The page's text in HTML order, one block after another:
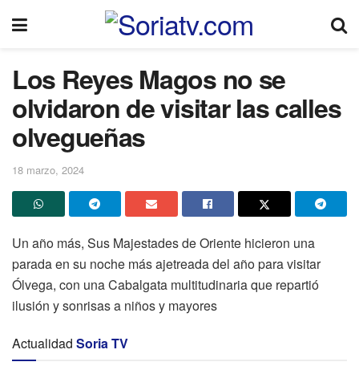
Los Reyes Magos no se
olvidaron de visitar las calles
olvegueñas
18 marzo, 2024
Un año más, Sus Majestades de Oriente hicieron una
parada en su noche más ajetreada del año para visitar
Ólvega, con una Cabalgata multitudinaria que repartió
ilusión y sonrisas a niños y mayores
Actualidad Soria TV